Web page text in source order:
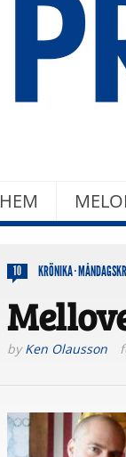
HEM
10 KRÖNIKA·
byKen Olausson